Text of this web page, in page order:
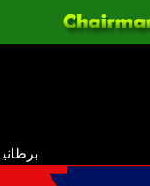
برطانیہ